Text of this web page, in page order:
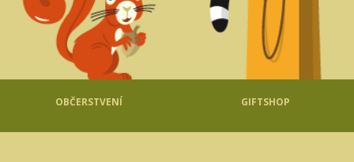
OBČERSTVENÍ GIFTSHOP